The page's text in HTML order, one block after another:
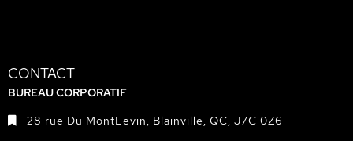
CONTACT
BUREAU CORPORATIF
28 rue Du MontLevin, Blainville, QC, J7C 0Z6